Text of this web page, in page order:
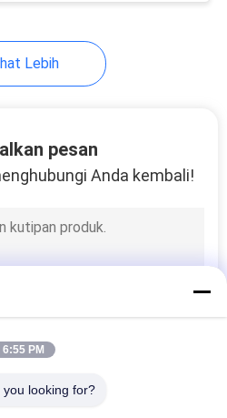
Lebih
pesan
Anda kembali!
6:55 PM
looking for?